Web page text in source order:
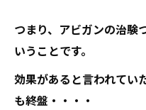
つまり、アビガンの治験
いうことです。
効果があると言われてい
も終盤・・・・